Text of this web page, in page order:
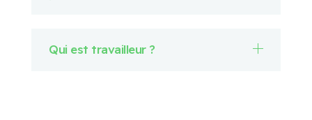
Qui est travailleur ?